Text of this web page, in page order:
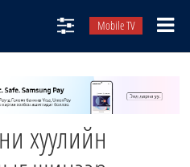
Mobile TV
хуулийн